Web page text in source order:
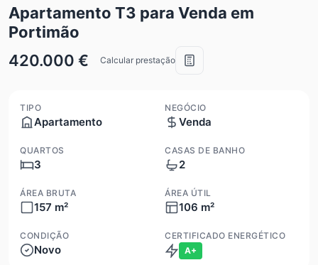
Apartamento T3 para Venda em
Portimão
420.000 €
Calcular prestação
TIPO
Apartamento
NEGÓCIO
Venda
QUARTOS
3
CASAS DE BANHO
2
ÁREA BRUTA
157 m²
ÁREA ÚTIL
106 m²
CONDIÇÃO
Novo
CERTIFICADO ENERGÉTICO
A+